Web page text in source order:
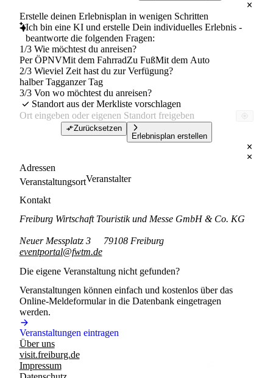
Erstelle deinen Erlebnisplan in wenigen Schritten
Ich bin eine KI und erstelle Dein individuelles Erlebnis -
beantworte die folgenden Fragen:
1/3 Wie möchtest du anreisen?
Per ÖPNVMit dem FahrradZu FußMit dem Auto
2/3 Wieviel Zeit hast du zur Verfügung?
halber Tagganzer Tag
3/3 Von wo möchtest du anreisen?
Standort aus der Merkliste vorschlagen
Zurücksetzen
Erlebnisplan erstellen
Adressen
VeranstaltungsortVeranstalter
Kontakt
Freiburg Wirtschaft Touristik und Messe GmbH & Co. KG
Neuer Messplatz 3
79108 Freiburg
eventportal@fwtm.de
Die eigene Veranstaltung nicht gefunden?
Veranstaltungen können einfach und kostenlos über das
Online-Meldeformular in die Datenbank eingetragen
werden.
Veranstaltungen eintragen
Über uns
visit.freiburg.de
Impressum